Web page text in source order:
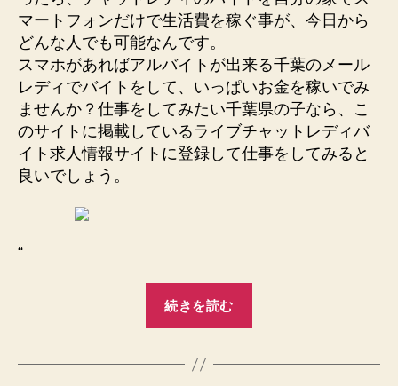
マートフォンだけで生活費を稼ぐ事が、今日から
どんな人でも可能なんです。
スマホがあればアルバイトが出来る千葉のメール
レディでバイトをして、いっぱいお金を稼いでみ
ませんか？仕事をしてみたい千葉県の子なら、こ
のサイトに掲載しているライブチャットレディバ
イト求人情報サイトに登録して仕事をしてみると
良いでしょう。
“
続きを読む
ロ